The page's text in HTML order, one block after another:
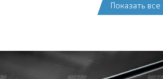
Показать все